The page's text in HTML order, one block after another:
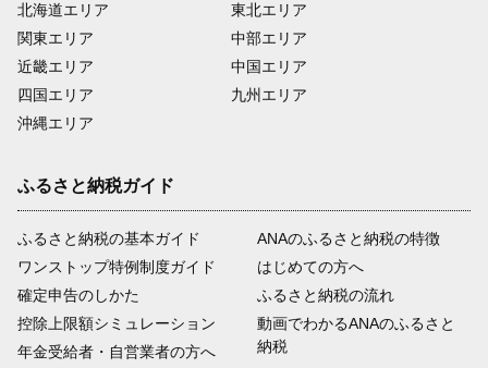
北海道エリア
関東エリア
近畿エリア
四国エリア
沖縄エリア
東北エリア
中部エリア
中国エリア
九州エリア
ふるさと納税ガイド
ふるさと納税の基本ガイド
ワンストップ特例制度ガイド
確定申告のしかた
控除上限額シミュレーション
年金受給者・自営業者の方へ
ANAのふるさと納税の特徴
はじめての方へ
ふるさと納税の流れ
動画でわかるANAのふるさと
納税